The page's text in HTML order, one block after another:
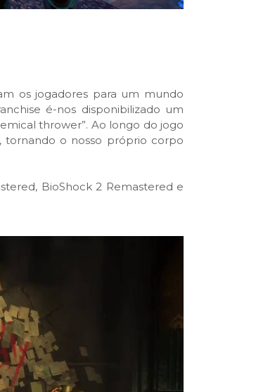
os jogadores para um mundo
é-nos disponibilizado um
thrower”. Ao longo do jogo
tornando o nosso próprio corpo
BioShock 2 Remastered e